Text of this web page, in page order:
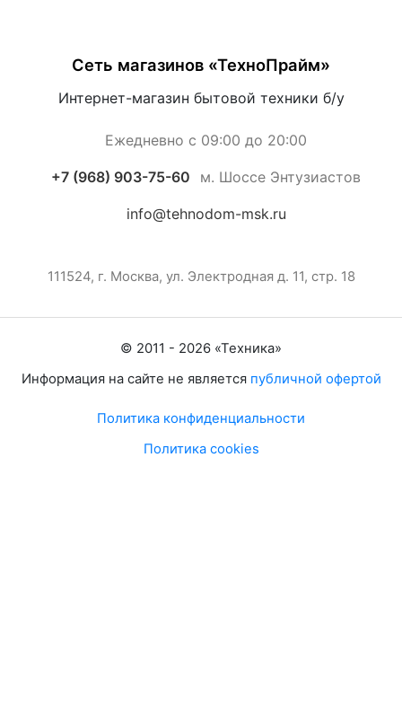
Сеть магазинов «ТехноПрайм»
Интернет-магазин бытовой техники б/у
Ежедневно с 09:00 до 20:00
+7 (968) 903-75-60 м. Шоссе Энтузиастов
info@tehnodom-msk.ru
111524, г. Москва, ул. Электродная д. 11, стр. 18
© 2011 - 2026 «Техника»
Информация на сайте не является публичной офертой
Политика конфиденциальности
Политика cookies